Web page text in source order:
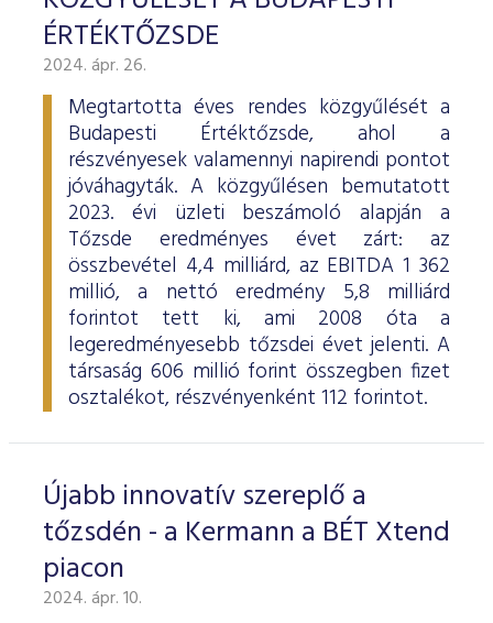
ÉRTÉKTŐZSDE
2024. ápr. 26.
Megtartotta éves rendes közgyűlését a
Budapesti Értéktőzsde, ahol a
részvényesek valamennyi napirendi pontot
jóváhagyták. A közgyűlésen bemutatott
2023. évi üzleti beszámoló alapján a
Tőzsde eredményes évet zárt: az
összbevétel 4,4 milliárd, az EBITDA 1 362
millió, a nettó eredmény 5,8 milliárd
forintot tett ki, ami 2008 óta a
legeredményesebb tőzsdei évet jelenti. A
társaság 606 millió forint összegben fizet
osztalékot, részvényenként 112 forintot.
Újabb innovatív szereplő a
tőzsdén - a Kermann a BÉT Xtend
piacon
2024. ápr. 10.